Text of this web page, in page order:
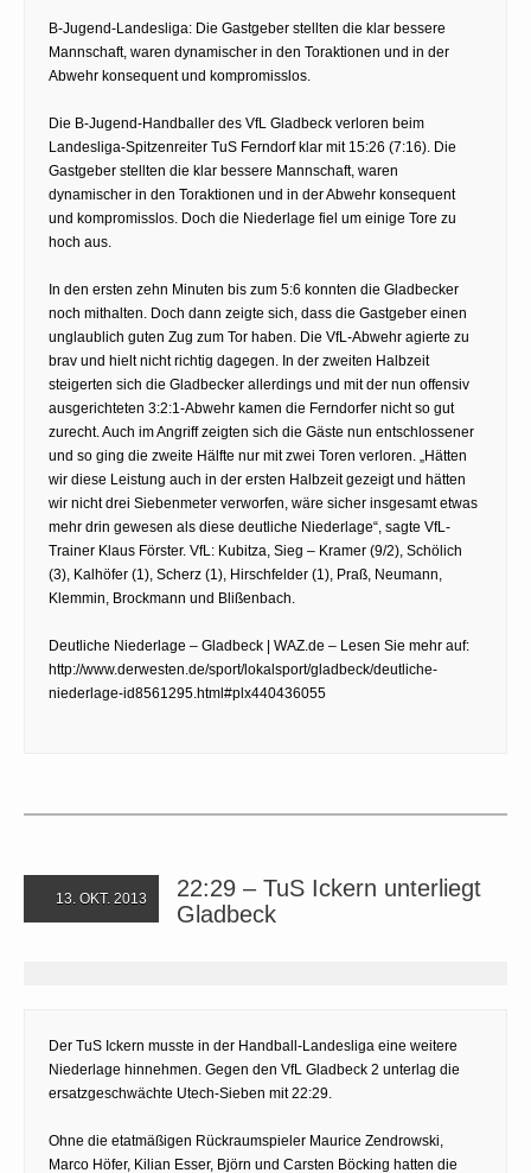
B-Jugend-Landesliga: Die Gastgeber stellten die klar bessere
Mannschaft, waren dynamischer in den Toraktionen und in der
Abwehr konsequent und kompromisslos.
Die B-Jugend-Handballer des VfL Gladbeck verloren beim
Landesliga-Spitzenreiter TuS Ferndorf klar mit 15:26 (7:16). Die
Gastgeber stellten die klar bessere Mannschaft, waren
dynamischer in den Toraktionen und in der Abwehr konsequent
und kompromisslos. Doch die Niederlage fiel um einige Tore zu
hoch aus.
In den ersten zehn Minuten bis zum 5:6 konnten die Gladbecker
noch mithalten. Doch dann zeigte sich, dass die Gastgeber einen
unglaublich guten Zug zum Tor haben. Die VfL-Abwehr agierte zu
brav und hielt nicht richtig dagegen. In der zweiten Halbzeit
steigerten sich die Gladbecker allerdings und mit der nun offensiv
ausgerichteten 3:2:1-Abwehr kamen die Ferndorfer nicht so gut
zurecht. Auch im Angriff zeigten sich die Gäste nun entschlossener
und so ging die zweite Hälfte nur mit zwei Toren verloren. „Hätten
wir diese Leistung auch in der ersten Halbzeit gezeigt und hätten
wir nicht drei Siebenmeter verworfen, wäre sicher insgesamt etwas
mehr drin gewesen als diese deutliche Niederlage“, sagte VfL-
Trainer Klaus Förster. VfL: Kubitza, Sieg – Kramer (9/2), Schölich
(3), Kalhöfer (1), Scherz (1), Hirschfelder (1), Praß, Neumann,
Klemmin, Brockmann und Blißenbach.
Deutliche Niederlage – Gladbeck | WAZ.de – Lesen Sie mehr auf:
http://www.derwesten.de/sport/lokalsport/gladbeck/deutliche-
niederlage-id8561295.html#plx440436055
13. OKT. 2013
22:29 – TuS Ickern unterliegt
Gladbeck
Der TuS Ickern musste in der Handball-Landesliga eine weitere
Niederlage hinnehmen. Gegen den VfL Gladbeck 2 unterlag die
ersatzgeschwächte Utech-Sieben mit 22:29.
Ohne die etatmäßigen Rückraumspieler Maurice Zendrowski,
Marco Höfer, Kilian Esser, Björn und Carsten Böcking hatten die